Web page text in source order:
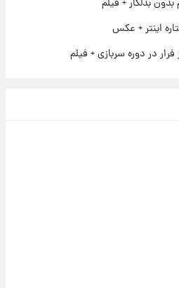
بدلکار + فیلم
اینتر + عکس
در دوره سربازی + فیلم